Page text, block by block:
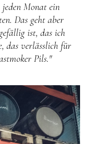
Monat ein
Das geht aber
ist, das ich
das verlässlich für
Pils."